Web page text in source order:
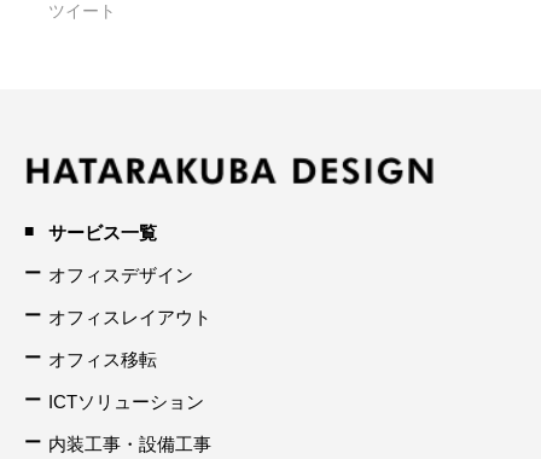
ツイート
サービス一覧
オフィスデザイン
オフィスレイアウト
オフィス移転
ICTソリューション
内装工事・設備工事